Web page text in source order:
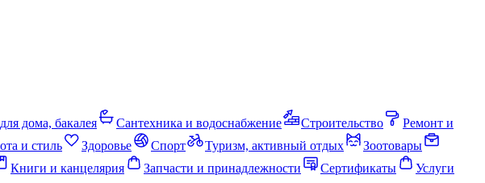
дома, бакалея Сантехника и водоснабжение Строительство
Ремонт и
и стиль Здоровье Спорт Туризм, активный отдых
Зоотовары
Книги и канцелярия Запчасти и принадлежности Сертификаты
Услуги